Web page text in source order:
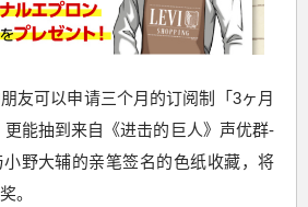
友可以申请三个月的订阅制「3ヶ月
能抽到来自《进击的巨人》声优群-
野大辅的亲笔签名的色纸收藏，将
。